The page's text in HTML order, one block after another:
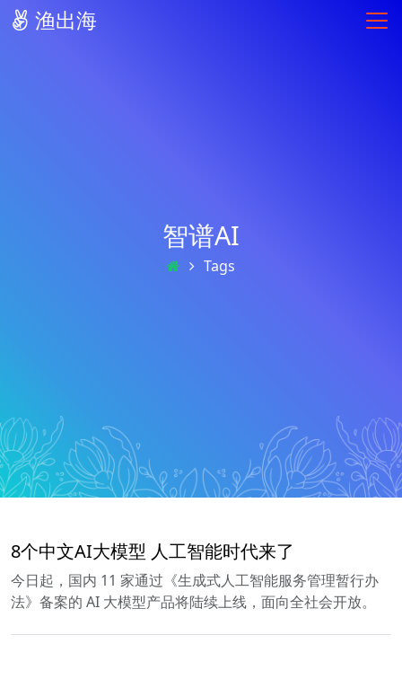
渔出海
智谱AI
Tags
8个中文AI大模型 人工智能时代来了
今日起，国内 11 家通过《生成式人工智能服务管理暂行办
法》备案的 AI 大模型产品将陆续上线，面向全社会开放。